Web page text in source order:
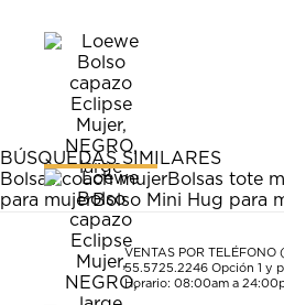
BÚSQUEDAS SIMILARES
Bolsas coach mujerBolsas tote
para mujerBolso Mini Hug para
VENTAS POR TELÉFONO
55.5725.2246 Opción 1 y
Horario: 08:00am a